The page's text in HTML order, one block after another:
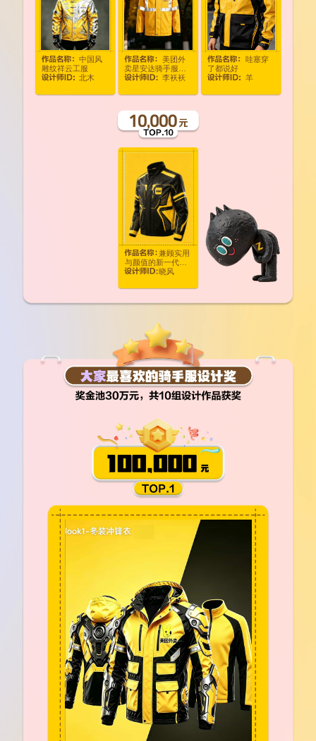
中国风
雕纹祥云工服
北木
美团外
卖星安达骑手服套
装
李袄袄
哇塞穿
了都说好
羊
兼顾实用
与颜值的新一代的
骑手服
晓风